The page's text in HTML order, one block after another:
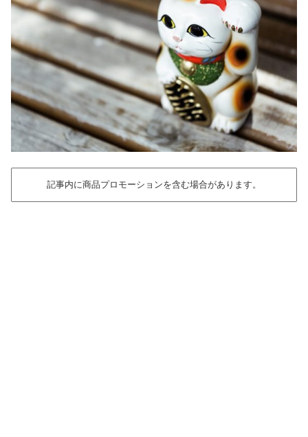
記事内に商品プロモーションを含む場合があります。